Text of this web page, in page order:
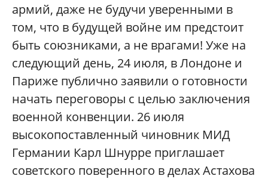
армий, даже не будучи уверенными в
том, что в будущей войне им предстоит
быть союзниками, а не врагами! Уже на
следующий день, 24 июля, в Лондоне и
Париже публично заявили о готовности
начать переговоры с целью заключения
военной конвенции. 26 июля
высокопоставленный чиновник МИД
Германии Карл Шнурре приглашает
советского поверенного в делах Астахова